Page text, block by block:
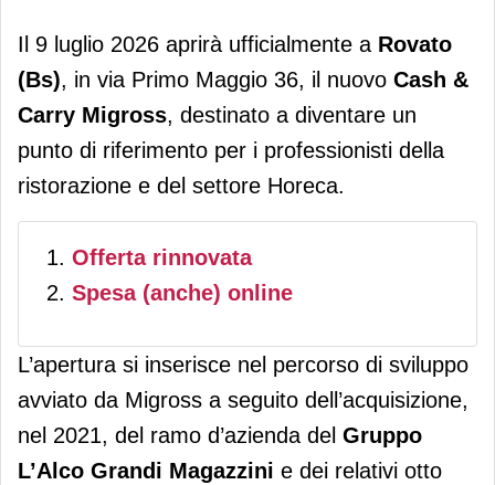
Migross: il 9 luglio inaugurazione del
Cash&Carry di Rovato (Bs)
Il 9 luglio 2026 aprirà ufficialmente a Rovato
(Bs), in via Primo Maggio 36, il nuovo Cash &
Carry Migross, destinato a diventare un
punto di riferimento per i professionisti della
ristorazione e del settore Horeca.
Offerta rinnovata
Spesa (anche) online
L’apertura si inserisce nel percorso di sviluppo
avviato da Migross a seguito dell’acquisizione,
nel 2021, del ramo d’azienda del Gruppo
L’Alco Grandi Magazzini e dei relativi otto